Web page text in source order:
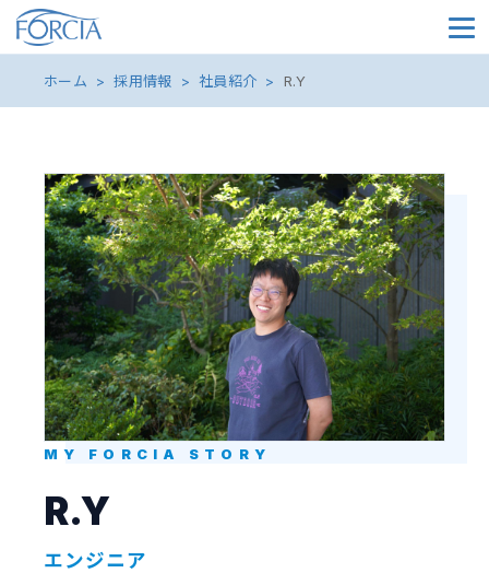
メ
ホーム 採用情報 社員紹介 R.Y
MY FORCIA STORY
R.Y
エンジニア